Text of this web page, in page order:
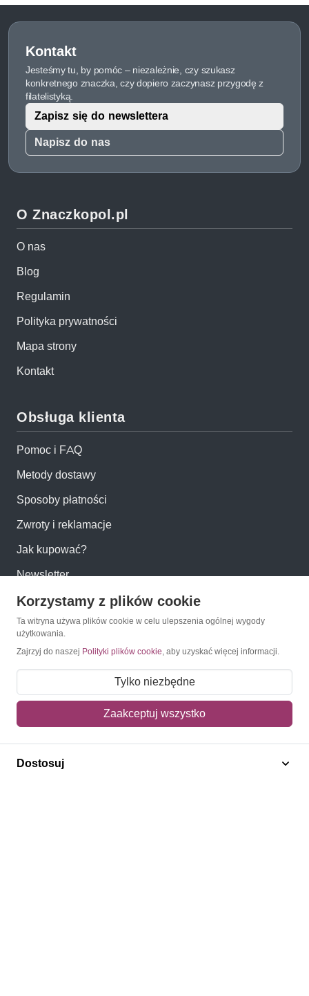
Kontakt
Jesteśmy tu, by pomóc – niezależnie, czy szukasz
konkretnego znaczka, czy dopiero zaczynasz przygodę z
filatelistyką.
Napisz do nas
Zapisz się do newslettera
O Znaczkopol.pl
O nas
Blog
Regulamin
Polityka prywatności
Mapa strony
Kontakt
Obsługa klienta
Pomoc i FAQ
Metody dostawy
Sposoby płatności
Zwroty i reklamacje
Jak kupować?
Newsletter
Konto
Moje konto
Mój koszyk
Adres dostawy
Polecamy
Korzystamy z plików cookie
Ta witryna używa plików cookie w celu ulepszenia ogólnej wygody
użytkowania.
Zajrzyj do naszej Polityki plików cookie, aby uzyskać więcej informacji.
Tylko niezbędne
Zaakceptuj wszystko
Dostosuj